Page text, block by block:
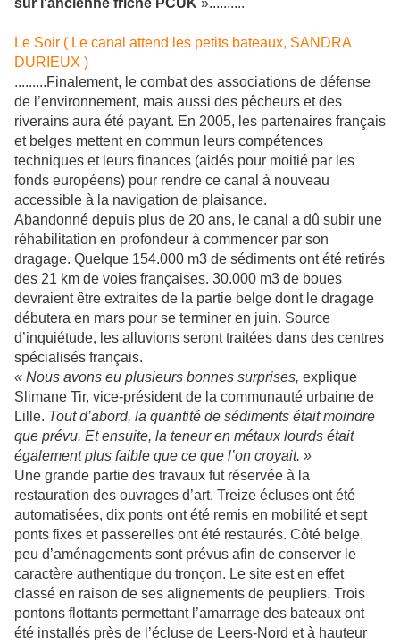
sur l'ancienne friche PCUK »..........
Le Soir ( Le canal attend les petits bateaux, SANDRA
DURIEUX )
.........Finalement, le combat des associations de défense
de l’environnement, mais aussi des pêcheurs et des
riverains aura été payant. En 2005, les partenaires français
et belges mettent en commun leurs compétences
techniques et leurs finances (aidés pour moitié par les
fonds européens) pour rendre ce canal à nouveau
accessible à la navigation de plaisance.
Abandonné depuis plus de 20 ans, le canal a dû subir une
réhabilitation en profondeur à commencer par son
dragage. Quelque 154.000 m3 de sédiments ont été retirés
des 21 km de voies françaises. 30.000 m3 de boues
devraient être extraites de la partie belge dont le dragage
débutera en mars pour se terminer en juin. Source
d’inquiétude, les alluvions seront traitées dans des centres
spécialisés français.
« Nous avons eu plusieurs bonnes surprises, explique
Slimane Tir, vice-président de la communauté urbaine de
Lille. Tout d’abord, la quantité de sédiments était moindre
que prévu. Et ensuite, la teneur en métaux lourds était
également plus faible que ce que l’on croyait. »
Une grande partie des travaux fut réservée à la
restauration des ouvrages d’art. Treize écluses ont été
automatisées, dix ponts ont été remis en mobilité et sept
ponts fixes et passerelles ont été restaurés. Côté belge,
peu d’aménagements sont prévus afin de conserver le
caractère authentique du tronçon. Le site est en effet
classé en raison de ses alignements de peupliers. Trois
pontons flottants permettant l’amarrage des bateaux ont
été installés près de l’écluse de Leers-Nord et à hauteur